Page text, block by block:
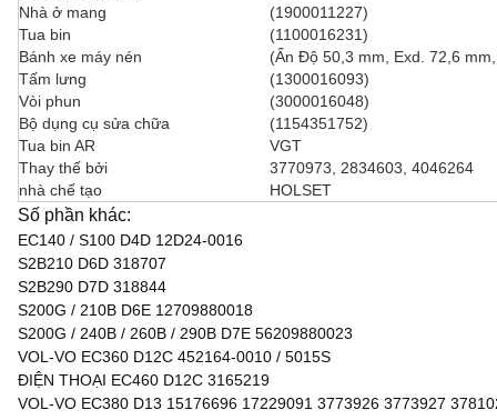
Nhà ở mang
(1900011227)
Tua bin
(1100016231)
Bánh xe máy nén
(Ấn Độ 50,3 mm, Exd. 72,6
Tấm lưng
(1300016093)
Vòi phun
(3000016048)
Bộ dụng cụ sửa chữa
(1154351752)
Tua bin AR
VGT
Thay thế bởi
3770973, 2834603, 4046264
nhà chế tạo
HOLSET
Số phần khác:
EC140 / S100 D4D 12D24-0016
S2B210 D6D 318707
S2B290 D7D 318844
S200G / 210B D6E 12709880018
S200G / 240B / 260B / 290B D7E 56209880023
VOL-VO EC360 D12C 452164-0010 / 5015S
ĐIỆN THOẠI EC460 D12C 3165219
VOL-VO EC380 D13 15176696 17229091 3773926 3773927